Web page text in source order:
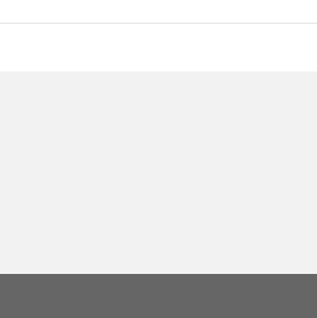
揭最大陷阱 勸調節1類股